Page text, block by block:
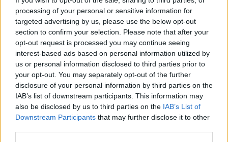
processing of your personal or sensitive information for
targeted advertising by us, please use the below opt-out
section to confirm your selection. Please note that after your
opt-out request is processed you may continue seeing
interest-based ads based on personal information utilized by
us or personal information disclosed to third parties prior to
your opt-out. You may separately opt-out of the further
disclosure of your personal information by third parties on the
IAB’s list of downstream participants. This information may
also be disclosed by us to third parties on the IAB’s List of
Downstream Participants that may further disclose it to other
Πύραυλος προσέκρουσε στη
Σελήνη: Τι κρύβει η «σιγή
ιχθύος» από NASA και SpaceX;
ΧΤΕΣ
Ο δεύτερος βαθμός του πυραύλου Falcon
9 προσέκρουσε στη Σελήνη στις 6:35
GMT, αφήνοντας πίσω του κρατήρα 18
μέτρων - η οπτική επιβεβαίωση
αναμένεται από τους δορυφόρους σε
τροχιά
Παναθηναϊκός – ΤΣΣΚΑ 1948:
Ενός λεπτού σιγή στη μνήμη